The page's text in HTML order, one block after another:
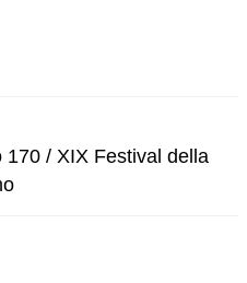
/ XIX Festival della